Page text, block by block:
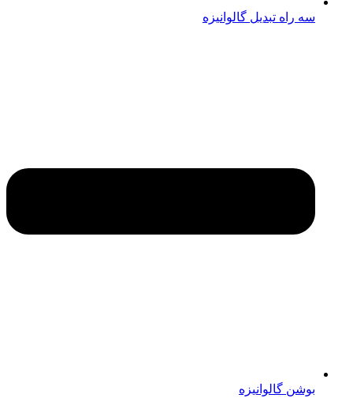
سه راه تبدیل گالوانیزه
بوشن گالوانیزه